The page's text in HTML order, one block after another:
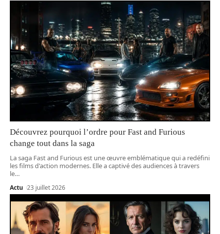
Découvrez pourquoi l’ordre pour Fast and Furious
change tout dans la saga
La saga Fast and Furious est une œuvre emblématique qui a redéfini
les films d'action modernes. Elle a captivé des audiences à travers
le…
Actu 23 juillet 2026